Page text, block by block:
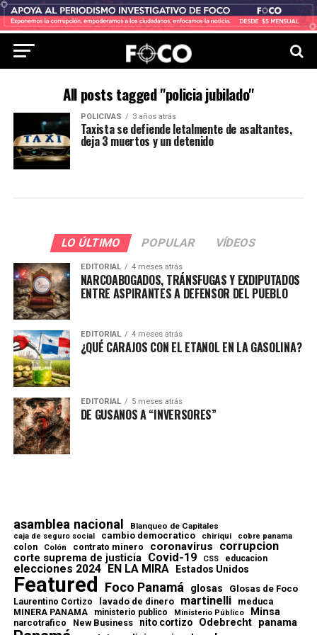
All posts tagged "policia jubilado"
POLICIVAS 3 años atrás
Taxista se defiende letalmente de asaltantes,
deja 3 muertos y un detenido
LO ÚLTIMO POPULAR VÍDEOS
EDITORIAL 4 meses atrás
NARCOABOGADOS, TRÁNSFUGAS Y EXDIPUTADOS
ENTRE ASPIRANTES A DEFENSOR DEL PUEBLO
EDITORIAL 4 meses atrás
¿QUÉ CARAJOS CON EL ETANOL EN LA GASOLINA?
EDITORIAL 5 meses atrás
DE GUSANOS A “INVERSORES”
asamblea nacional Blanqueo de Capitales
caja de seguro social cambio democratico chiriqui cobre panama
colon Colón contrato minero coronavirus corrupcion
corte suprema de justicia Covid-19 CSS educacion
elecciones 2024 EN LA MIRA Estados Unidos
Featured Foco Panamá glosas Glosas de Foco
Laurentino Cortizo lavado de dinero martinelli meduca
MINERA PANAMA ministerio publico Ministerio Público Minsa
narcotrafico New Business nito cortizo Odebrecht panama